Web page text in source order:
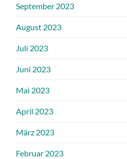
September 2023
August 2023
Juli 2023
Juni 2023
Mai 2023
April 2023
März 2023
Februar 2023